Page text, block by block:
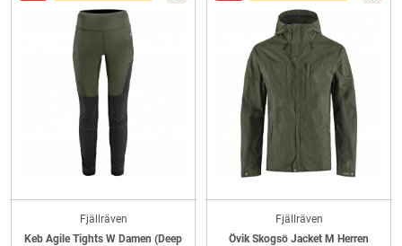
Fjällräven
Keb Agile Tights W Damen (Deep
Fjällräven
Övik Skogsö Jacket M Herren